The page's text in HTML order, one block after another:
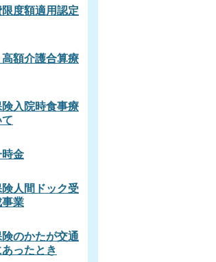
度額適用認定
額介護合算療
険入院時食事療
時金
険人間ドック受
業
のかたが交通
ったとき